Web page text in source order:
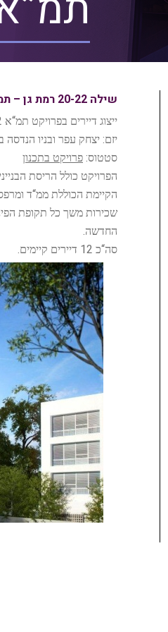
שילה 20-22 רמת גן – תמ”א 38/2 (פינוי בינוי)
ייצוג דיירים בפרויקט תמ“א
יזם: יצחק עפר ובניו הנדסה
סטטוס: פרויקט בתכנון
הפרויקט כולל הריסת
הקיימת הכוללת ממ“ד
שכירות משך כל תקופת
החדשה.
סה“כ 12 דיירים קיימים.